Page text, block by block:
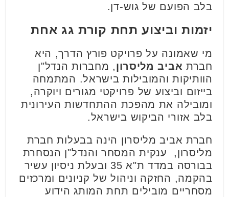
בלב הפועם של גוש-דן.
יזמות וביצוע תחת קורת גג אחת
מי שאמונה על פרויקט פורץ הדרך, היא
חברת אביב מליסרון, מחברות הנדל"ן
הוותיקות והמובילות בישראל. המתמחה
בייזום וביצוע של פרויקטי מגורים ויוקרה,
ומובילה את מהפכת ההתחדשות העירונית
בלב אזורי הביקוש בישראל.
חברת אביב מליסרון הינה בבעלות חברת
מליסרון, ענקית המסחר והנדל"ן הנסחרת
בבורסה במדד ת"א 35 ובעלת ניסיון עשיר
בהקמה, החזקה וניהול של קניונים ומרכזים
מסחריים מובילים תחת המותג הידוע